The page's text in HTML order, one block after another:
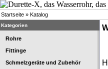
Startseite » Katalog
Kategorien
Rohre
Fittinge
Schmelzgeräte und Zubehör